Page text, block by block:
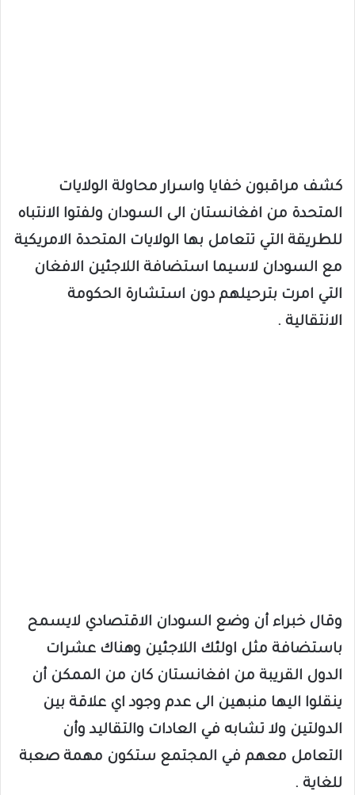
كشف مراقبون خفايا واسرار محاولة الولايات
المتحدة من افغانستان الى السودان ولفتوا الانتباه
للطريقة التي تتعامل بها الولايات المتحدة الامريكية
مع السودان لاسيما استضافة اللاجئين الافغان
التي امرت بترحيلهم دون استشارة الحكومة
الانتقالية .
وقال خبراء أن وضع السودان الاقتصادي لايسمح
باستضافة مثل اولئك اللاجئين وهناك عشرات
الدول القريبة من افغانستان كان من الممكن أن
ينقلوا اليها منبهين الى عدم وجود اي علاقة بين
الدولتين ولا تشابه في العادات والتقاليد وأن
التعامل معهم في المجتمع ستكون مهمة صعبة
للغاية .